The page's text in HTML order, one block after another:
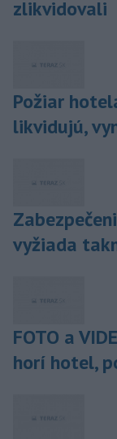
zlikvidovali
Požiar
likvidujú,
vyžiada
FOTO a
horí hotel,